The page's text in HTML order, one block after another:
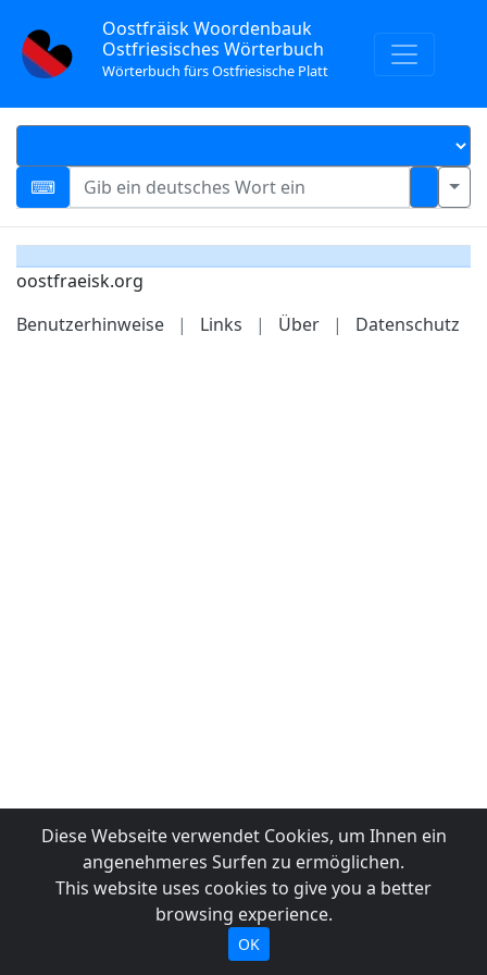
Oostfräisk Woordenbauk
Ostfriesisches Wörterbuch
Wörterbuch fürs Ostfriesische Platt
oostfraeisk.org
Benutzerhinweise
| Links | Über | Datenschutz
Diese Webseite verwendet Cookies, um Ihnen ein
angenehmeres Surfen zu ermöglichen.
This website uses cookies to give you a better
browsing experience.
OK